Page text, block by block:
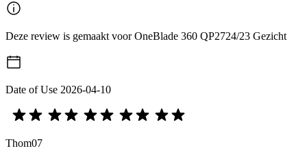
Deze review is gemaakt voor OneBlade 360 QP2724/23 Gezicht
Date of Use 2026-04-10
Thom07